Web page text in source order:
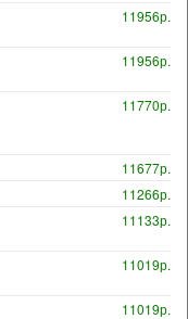
11956р.
11956р.
11770р.
11677р.
11266р.
11133р.
11019р.
11019р.